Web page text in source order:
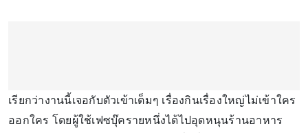
เรียกว่างานนี้เจอกับตัวเข้าเต็มๆ เรื่องกินเรื่องใหญ่ไม่เข้าใคร
ออกใคร โดยผู้ใช้เฟซบุ๊ครายหนึ่งได้ไปอุดหนุนร้านอาหาร